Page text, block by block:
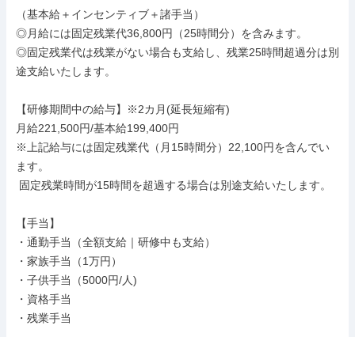
（基本給＋インセンティブ＋諸手当）
◎月給には固定残業代36,800円（25時間分）を含みます。
◎固定残業代は残業がない場合も支給し、残業25時間超過分は別
途支給いたします。
【研修期間中の給与】※2カ月(延長短縮有)
月給221,500円/基本給199,400円
※上記給与には固定残業代（月15時間分）22,100円を含んでい
ます。
【手当】
・通勤手当（全額支給｜研修中も支給）
・家族手当（1万円）
・子供手当（5000円/人)
・資格手当
・残業手当